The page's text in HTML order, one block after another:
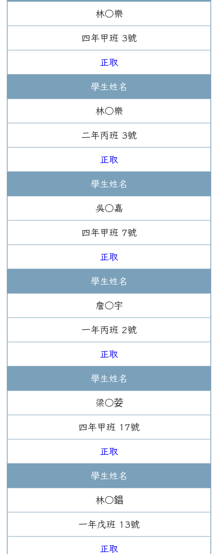
林○樂
四年 甲班 3號
正取
學生姓名
林○樂
二年丙班 3號
正取
學生姓名
吳○嘉
四年 甲班 7號
正取
學生姓名
詹○宇
一年丙班 2號
正取
學生姓名
梁○荌
四年 甲班 17號
正取
學生姓名
林○錩
一年 戊班 13號
正取